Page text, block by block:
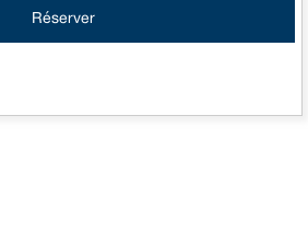
Réserver